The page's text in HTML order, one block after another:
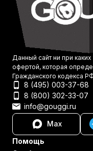
Данный сайт ни при
офертой, которая
Гражданского кодекса
8 (495) 003-37-68
8 (800) 302-33-07
info@gouggi.ru
Max
Помощь